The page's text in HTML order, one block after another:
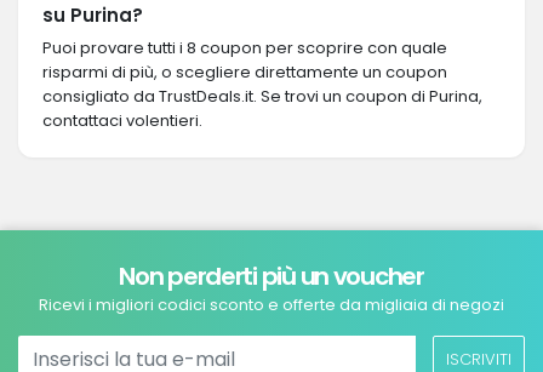
su Purina?
Puoi provare tutti i 8 coupon per scoprire con quale
risparmi di più, o scegliere direttamente un coupon
consigliato da TrustDeals.it. Se trovi un coupon di Purina,
contattaci volentieri.
Non perderti più un voucher
Ricevi i migliori codici sconto e offerte da migliaia di negozi
ISCRIVITI